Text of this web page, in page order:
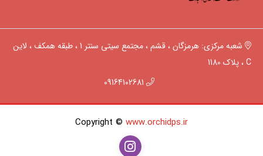
شعبه مرکزی: هرمزگان ، قشم ، مجتمع سیتی سنتر 1 ، طبقه همکف ، لاین
C ، پلاک 1180
09164102681
Copyright © www.orchidps.ir